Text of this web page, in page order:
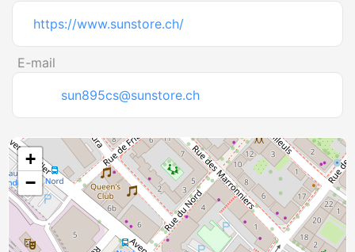
https://www.sunstore.ch/
E-mail
sun895cs@sunstore.ch
+
−